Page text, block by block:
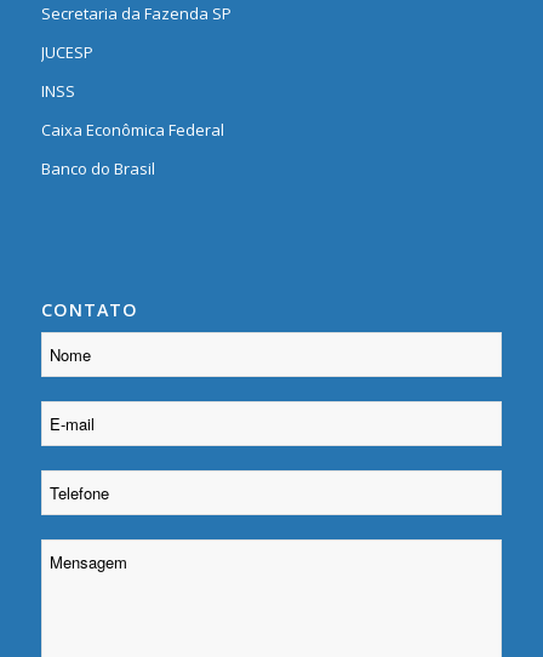
Secretaria da Fazenda SP
JUCESP
INSS
Caixa Econômica Federal
Banco do Brasil
CONTATO